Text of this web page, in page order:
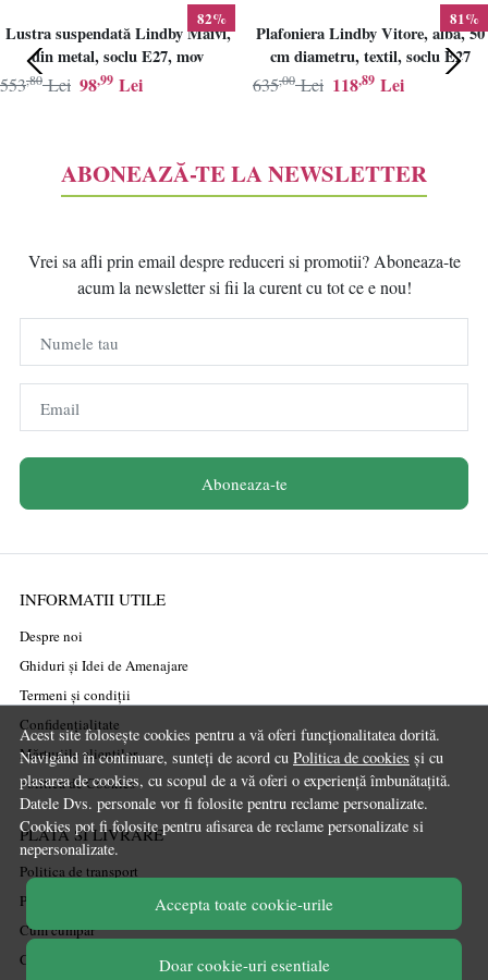
Acest site folosește cookies pentru a vă oferi funcționalitatea dorită.
Navigând în continuare, sunteți de acord cu Politica de cookies și cu
plasarea de cookies, cu scopul de a vă oferi o experiență îmbunătațită.
Datele Dvs. personale vor fi folosite pentru reclame personalizate.
Cookies pot fi folosite pentru afisarea de reclame personalizate si
nepersonalizate.
Accepta toate cookie-urile
Doar cookie-uri esentiale
82%
Lustra suspendată Lindby Maivi,
din metal, soclu E27, mov
98,99 Lei
553,80 Lei
81%
Plafoniera Lindby Vitore, alba, 50
cm diametru, textil, soclu E27
118,89 Lei
635,00 Lei
ABONEAZĂ-TE LA NEWSLETTER
Vrei sa afli prin email despre reduceri si promotii? Aboneaza-te
acum la newsletter si fii la curent cu tot ce e nou!
Numele tau
Email
Aboneaza-te
INFORMATII UTILE
Despre noi
Ghiduri și Idei de Amenajare
Termeni și condiții
Confidențialitate
Mărturiile clienților
Politica de Cookies
PLATA SI LIVRARE
Politica de transport
Politica de retur
Cum cumpăr
Coșul meu